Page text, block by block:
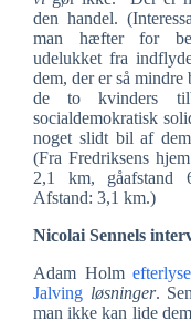
den handel.
man hæfter for
udelukket fra
dem, der er så
de to kvinders
socialdemokratisk
noget slidt bil af
(Fra Fredriksens
2,1 km, gåafstand
Afstand: 3,1 km.)
Nicolai Sennels
Adam Holm
Jalving løsninger.
man ikke kan lide